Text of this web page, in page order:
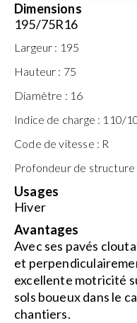
Dimensions
195/75R16
Largeur : 195
Hauteur : 75
Diamètre : 16
Indice de charge : 110/
Code de vitesse : R
Profondeur de structure
Usages
Hiver
Avantages
Avec ses pavés
et
excellente motricité
sols boueux dans le
chantiers.